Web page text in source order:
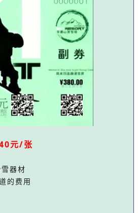
元/张
器材
的费用